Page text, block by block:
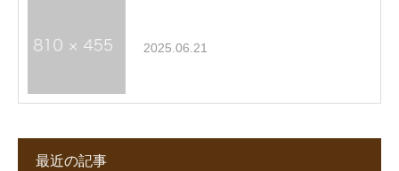
2025.06.21
最近の記事